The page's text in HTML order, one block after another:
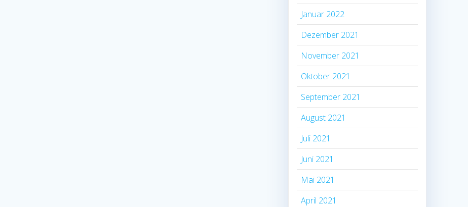
Januar 2022
Dezember 2021
November 2021
Oktober 2021
September 2021
August 2021
Juli 2021
Juni 2021
Mai 2021
April 2021